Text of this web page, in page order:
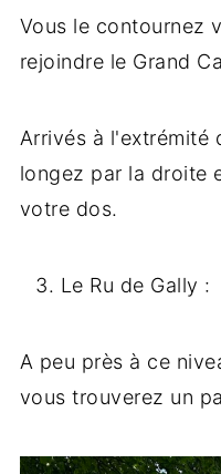
Vous le contournez
rejoindre le Grand
Arrivés à l'extrémité
longez par la droite
votre dos.
Le Ru de Gally :
A peu près à ce
vous trouverez un